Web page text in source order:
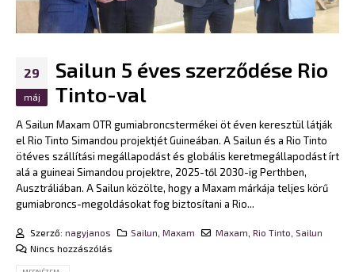
29
máj
Sailun 5 éves szerződése Rio
Tinto-val
A Sailun Maxam OTR gumiabroncstermékei öt éven keresztül látják
el Rio Tinto Simandou projektjét Guineában. A Sailun és a Rio Tinto
ötéves szállítási megállapodást és globális keretmegállapodást írt
alá a guineai Simandou projektre, 2025-től 2030-ig Perthben,
Ausztráliában. A Sailun közölte, hogy a Maxam márkája teljes körű
gumiabroncs-megoldásokat fog biztosítani a Rio...
Szerző: nagyjanos Sailun ,Maxam Maxam ,Rio Tinto Sailun
Nincs hozzászólás